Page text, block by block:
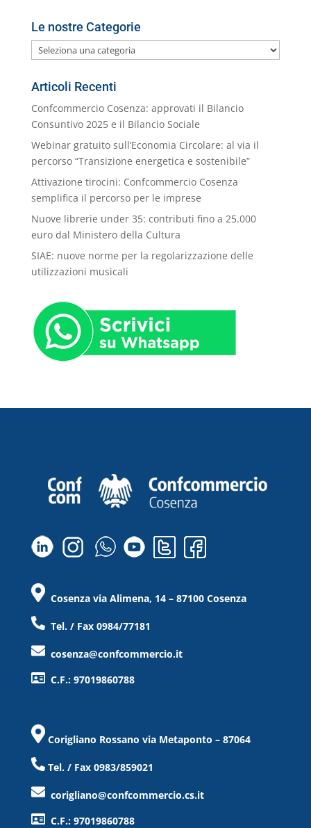
Le nostre Categorie
Le
nostre
Categorie
Articoli Recenti
Confcommercio Cosenza: approvati il Bilancio
Consuntivo 2025 e il Bilancio Sociale
Webinar gratuito sull’Economia Circolare: al via il
percorso “Transizione energetica e sostenibile”
Attivazione tirocini: Confcommercio Cosenza
semplifica il percorso per le imprese
Nuove librerie under 35: contributi fino a 25.000
euro dal Ministero della Cultura
SIAE: nuove norme per la regolarizzazione delle
utilizzazioni musicali
Cosenza via Alimena, 14 – 87100 Cosenza
Tel. / Fax 0984/77181
cosenza@confcommercio.it
C.F.: 97019860788
Corigliano Rossano via Metaponto – 87064
Tel. / Fax 0983/859021
corigliano@confcommercio.cs.it
C.F.: 97019860788